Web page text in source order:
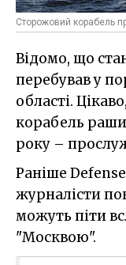
Сторожовий корабель
Відомо, що
перебував у
області.
корабель
року –
Раніше
журналісти
можуть піти
"Москвою".